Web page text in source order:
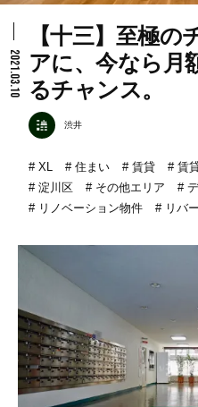
会社情報
採用情報
2021.03.10
【十三】至極の
アに、今なら月
るチャンス。
渋井
XL 住まい 賃貸 賃
淀川区
その他エリア
リノベーション物件
リバ